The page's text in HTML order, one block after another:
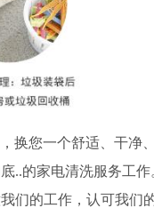
换您一个舒适、干净
..的家电清洗服务工作
们的工作，认可我们